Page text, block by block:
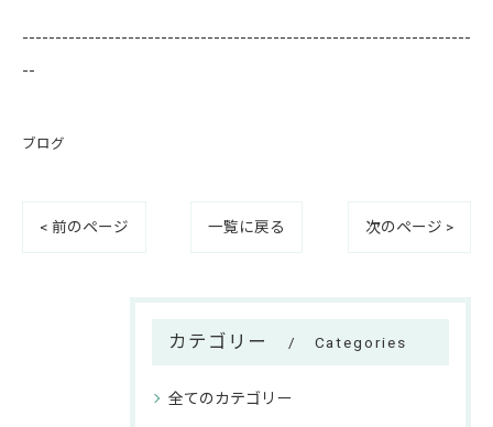
--------------------------------------------------------------------
--
ブログ
< 前のページ 一覧に戻る 次のページ >
カテゴリー Categories
全てのカテゴリー